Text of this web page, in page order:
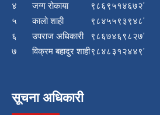
४
जग्ग रोकाया
९८६९५१४६७२'
५
कालो शाही
९८४५५९३९४८'
६
उपराज अधिकारी
९८६७४६९८२७'
७
विक्रम बहादुर शाही९८४८३१२४४९'
सूचना अधिकारी